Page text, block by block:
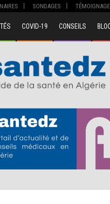
SONDAGES
COVID-19 CONSEILS